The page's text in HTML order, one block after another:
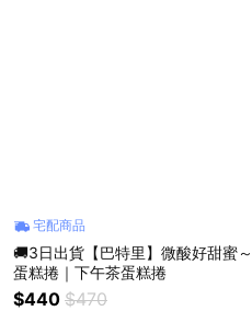
宅配商品
🚚3日出貨【巴特里】微酸好甜蜜
蛋糕捲｜下午茶蛋糕捲
$440 $470